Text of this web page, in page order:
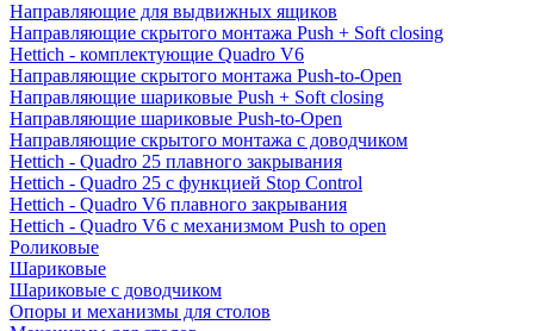
Направляющие для выдвижных ящиков
Направляющие скрытого монтажа Push + Soft closing
Hettich - комплектующие Quadro V6
Направляющие скрытого монтажа Push-to-Open
Направляющие шариковые Push + Soft closing
Направляющие шариковые Push-to-Open
Направляющие скрытого монтажа с доводчиком
Hettich - Quadro 25 плавного закрывания
Hettich - Quadro 25 с функцией Stop Control
Hettich - Quadro V6 плавного закрывания
Hettich - Quadro V6 с механизмом Push to open
Роликовые
Шариковые
Шариковые с доводчиком
Опоры и механизмы для столов